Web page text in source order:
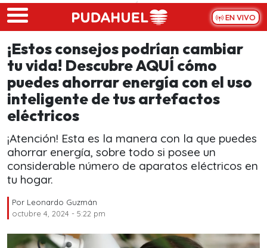
Skip to main content
EN VIVO
¡Estos consejos podrían cambiar
tu vida! Descubre AQUÍ cómo
puedes ahorrar energía con el uso
inteligente de tus artefactos
eléctricos
¡Atención! Esta es la manera con la que puedes
ahorrar energía, sobre todo si posee un
considerable número de aparatos eléctricos en
tu hogar.
Por Leonardo Guzmán
octubre 4, 2024 - 5:22 pm